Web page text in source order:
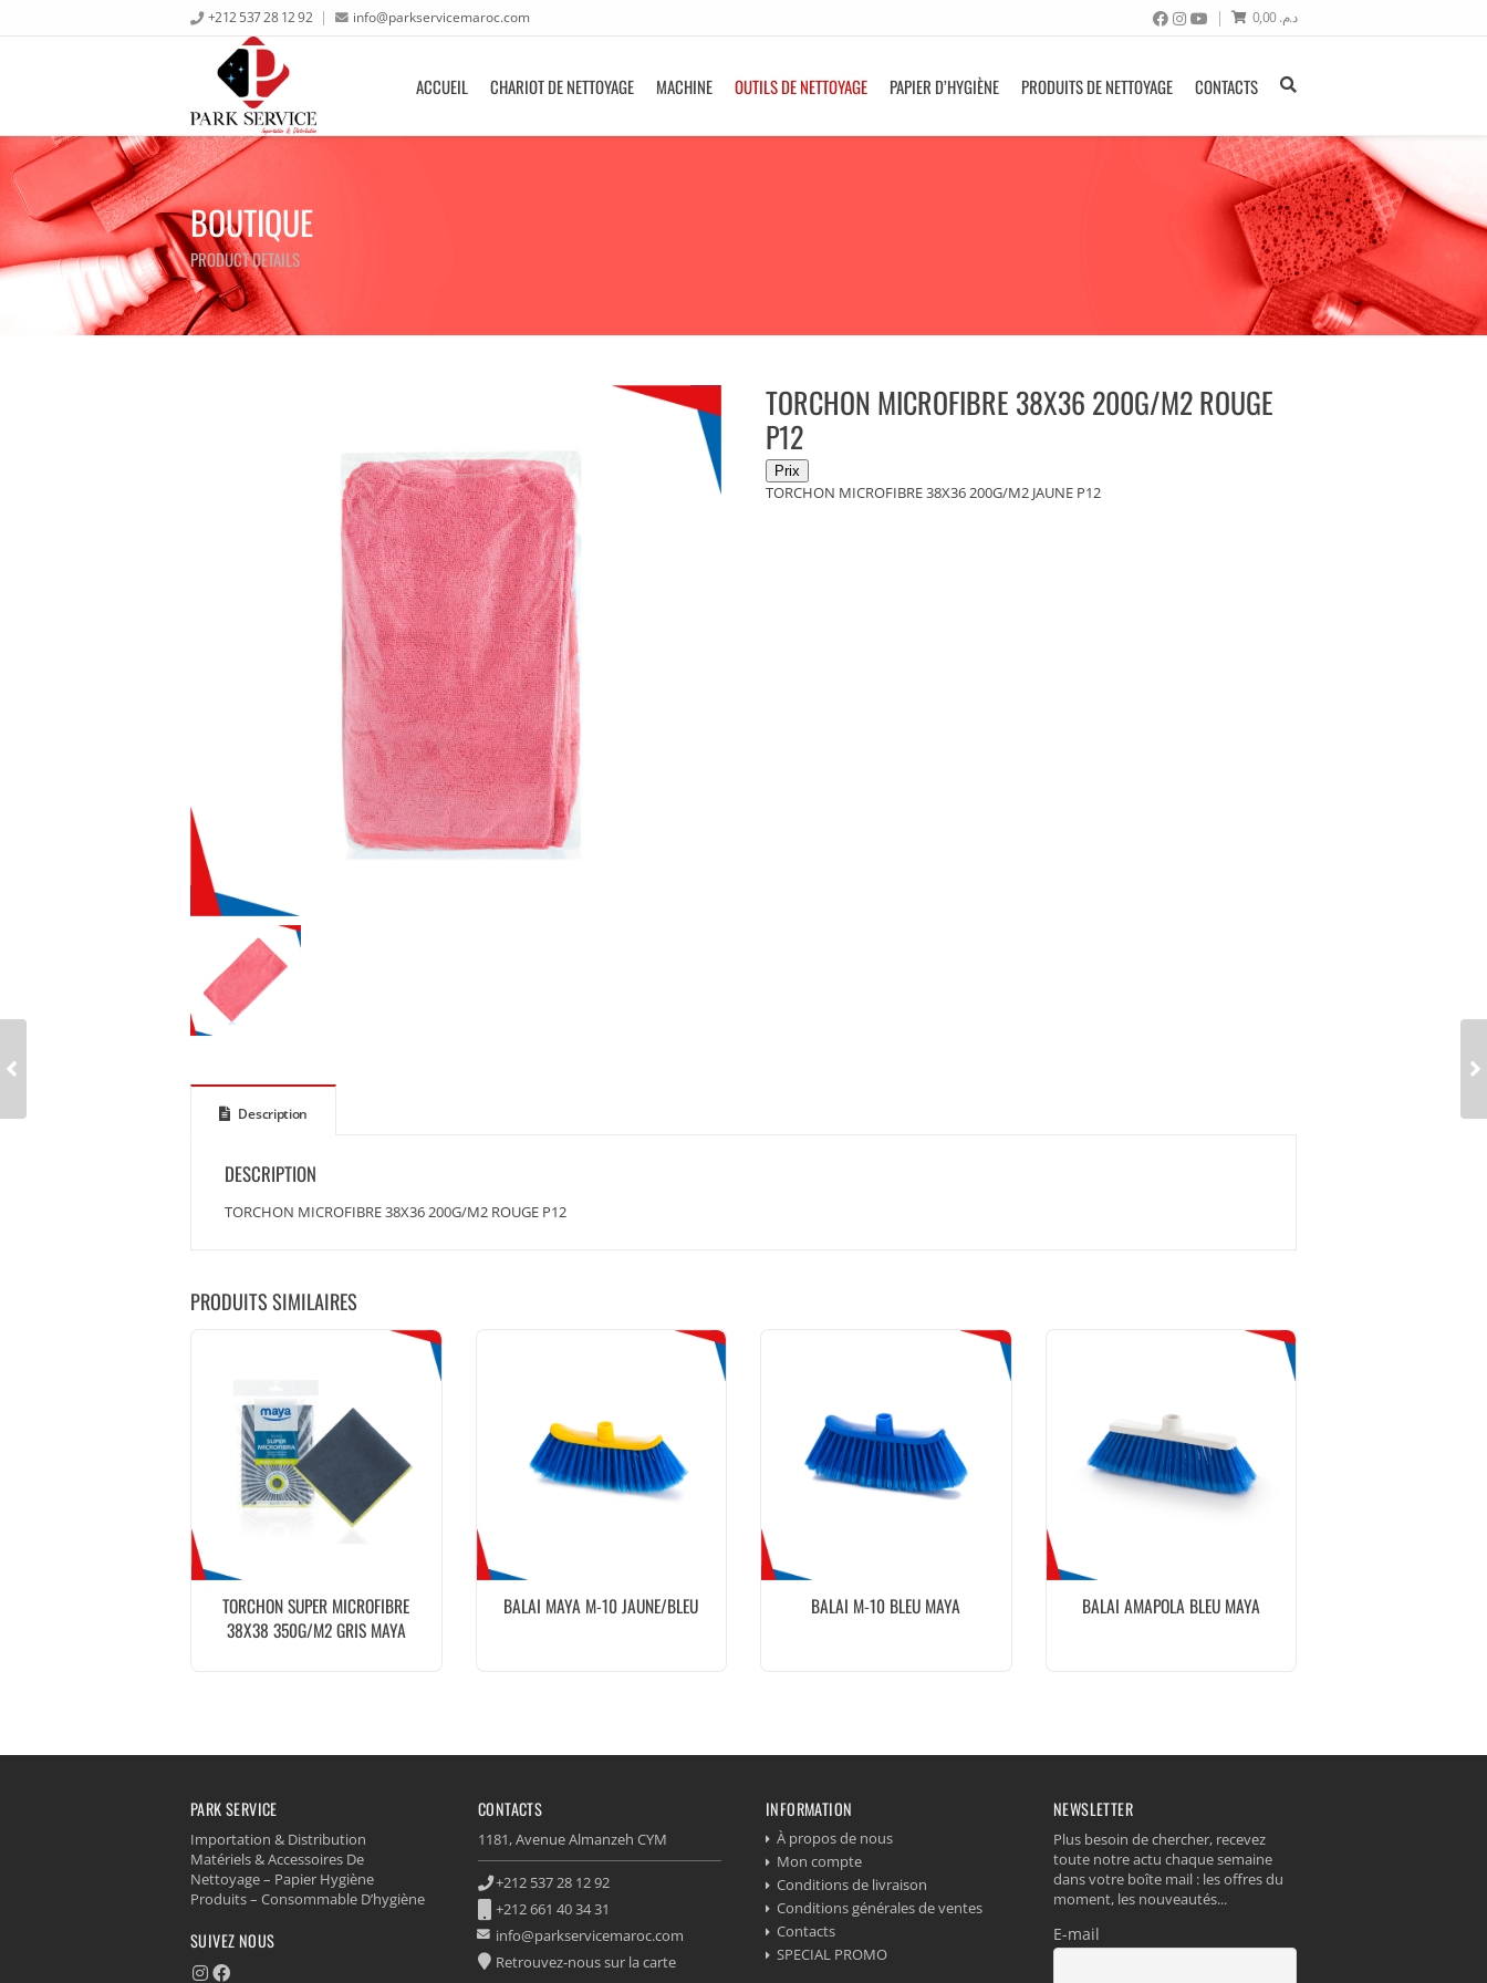
+212 537 28 12 92 info@parkservicemaroc.com د.م.0,00
ACCUEIL CHARIOT DE NETTOYAGE MACHINE OUTILS DE NETTOYAGE PAPIER D’HYGIÈNE PRODUITS DE NETTOYAGE CONTACTS
BOUTIQUE
PRODUCT DETAILS
TORCHON MICROFIBRE 38X36 200G/M2 ROUGE
P12
TORCHON MICROFIBRE 38X36 200G/M2 JAUNE P12
Description
DESCRIPTION
TORCHON MICROFIBRE 38X36 200G/M2 ROUGE P12
PRODUITS SIMILAIRES
TORCHON SUPER MICROFIBRE
38X38 350G/M2 GRIS MAYA
BALAI MAYA M-10 JAUNE/BLEU BALAI M-10 BLEU MAYA BALAI AMAPOLA BLEU MAYA
PARK SERVICE
Importation & Distribution
Matériels & Accessoires De
Nettoyage – Papier Hygiène
Produits – Consommable D’hygiène
SUIVEZ NOUS
CONTACTS
1181, Avenue Almanzeh CYM
+212 537 28 12 92
+212 661 40 34 31
info@parkservicemaroc.com
Retrouvez-nous sur la carte
INFORMATION
À propos de nous
Mon compte
Conditions de livraison
Conditions générales de ventes
Contacts
SPECIAL PROMO
NEWSLETTER
Plus besoin de chercher, recevez
toute notre actu chaque semaine
dans votre boîte mail : les offres du
moment, les nouveautés...
E-mail